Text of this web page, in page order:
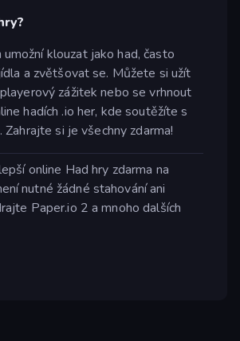
umožní klouzat jako had, často
a zvětšovat se. Můžete si užít
zážitek nebo se vrhnout
hadích .io her, kde soutěžíte s
Zahrajte si je všechny zdarma!
online Had hry zdarma na
nutné žádné stahování ani
Paper.io 2 a mnoho dalších